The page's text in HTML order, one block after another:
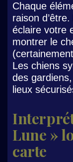
Chaque
raison
éclaire votre
montrer le
Les chiens
des
lieux
Lune »
carte